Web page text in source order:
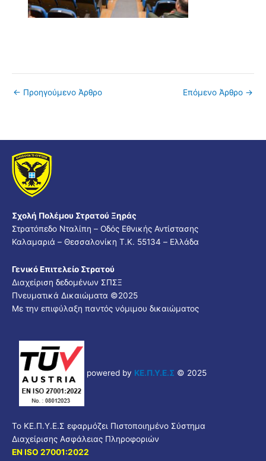
← Προηγούμενο Άρθρο Επόμενο Άρθρο →
Σχολή Πολέμου Στρατού Ξηράς
Στρατόπεδο Νταλίπη – Οδός Εθνικής Αντίστασης
Καλαμαριά – Θεσσαλονίκη Τ.Κ. 55134 – Ελλάδα
Γενικό Επιτελείο Στρατού
Διαχείριση δεδομένων ΣΠΣΞ
Πνευματικά Δικαιώματα ©2025
Με την επιφύλαξη παντός νόμιμου δικαιώματος
powered by ΚΕ.Π.Υ.Ε.Σ © 2025
Το ΚΕ.Π.Υ.Ε.Σ εφαρμόζει Πιστοποιημένο Σύστημα
Διαχείρισης Ασφάλειας Πληροφοριών
EN ISO 27001:2022